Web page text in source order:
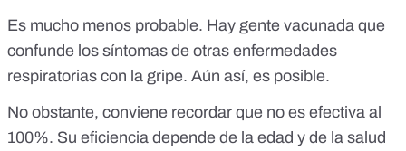
Es mucho menos probable. Hay gente vacunada que
confunde los síntomas de otras enfermedades
respiratorias con la gripe. Aún así, es posible.
No obstante, conviene recordar que no es efectiva al
100%. Su eficiencia depende de la edad y de la salud